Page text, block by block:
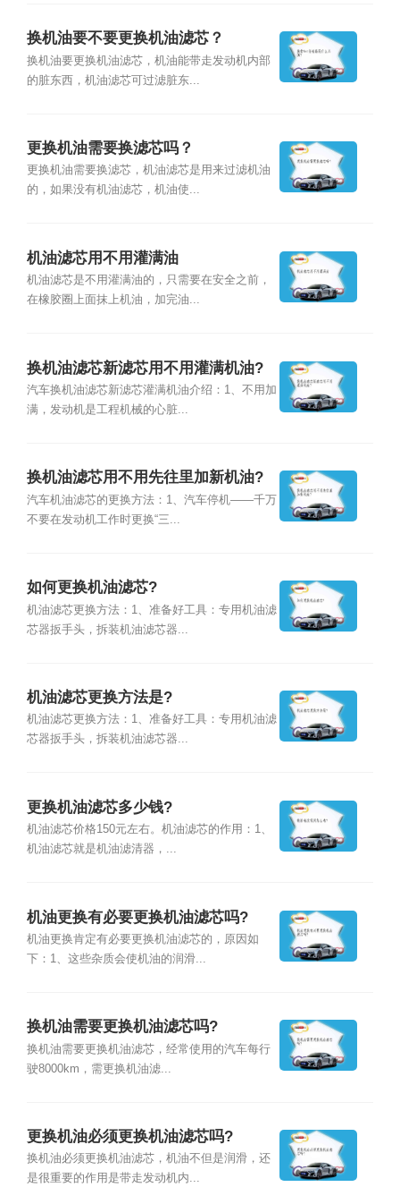
换机油要不要更换机油滤芯？
换机油要更换机油滤芯，机油能带走发动机内部
的脏东西，机油滤芯可过滤脏东...
更换机油需要换滤芯吗？
更换机油需要换滤芯，机油滤芯是用来过滤机油
的，如果没有机油滤芯，机油使...
机油滤芯用不用灌满油
机油滤芯是不用灌满油的，只需要在安全之前，
在橡胶圈上面抹上机油，加完油...
换机油滤芯新滤芯用不用灌满机油?
汽车换机油滤芯新滤芯灌满机油介绍：1、不用加
满，发动机是工程机械的心脏...
换机油滤芯用不用先往里加新机油?
汽车机油滤芯的更换方法：1、汽车停机——千万
不要在发动机工作时更换“三...
如何更换机油滤芯?
机油滤芯更换方法：1、准备好工具：专用机油滤
芯器扳手头，拆装机油滤芯器...
机油滤芯更换方法是?
机油滤芯更换方法：1、准备好工具：专用机油滤
芯器扳手头，拆装机油滤芯器...
更换机油滤芯多少钱?
机油滤芯价格150元左右。机油滤芯的作用：1、
机油滤芯就是机油滤清器，...
机油更换有必要更换机油滤芯吗?
机油更换肯定有必要更换机油滤芯的，原因如
下：1、这些杂质会使机油的润滑...
换机油需要更换机油滤芯吗?
换机油需要更换机油滤芯，经常使用的汽车每行
驶8000km，需更换机油滤...
更换机油必须更换机油滤芯吗?
换机油必须更换机油滤芯，机油不但是润滑，还
是很重要的作用是带走发动机内...